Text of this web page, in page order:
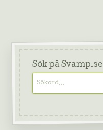
Sök på Svamp.se